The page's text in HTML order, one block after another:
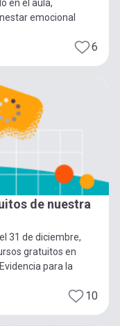
en el aula,
emocional
6
de nuestra
31 de diciembre,
gratuitos en
para la
10